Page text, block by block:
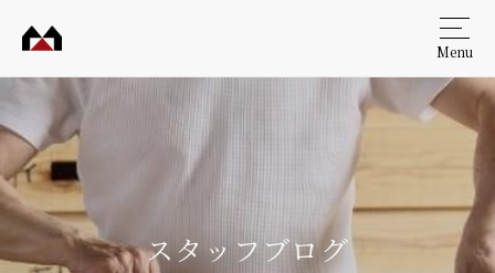
工務
Menu
スタッフブログ